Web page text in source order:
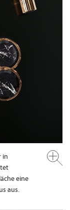
in
eine
aus.